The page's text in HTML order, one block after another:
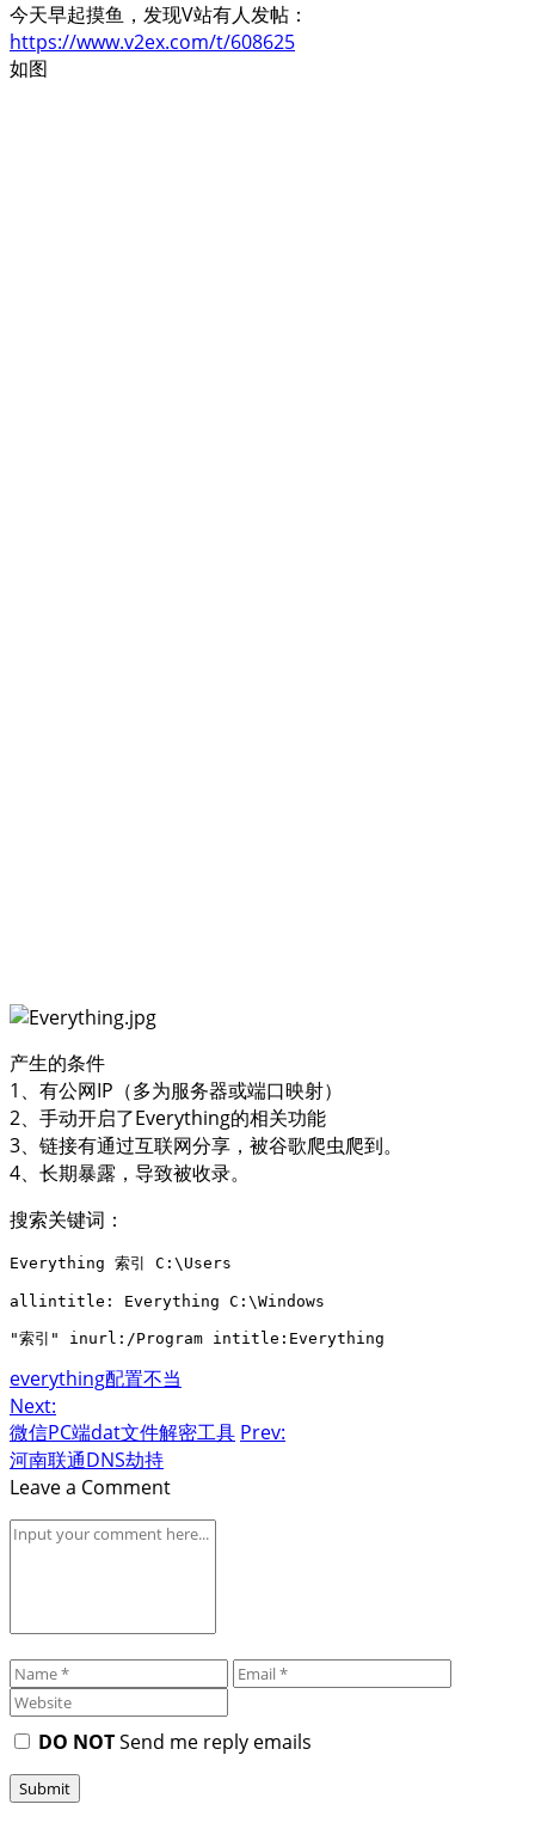
今天早起摸鱼，发现V站有人发帖：
https://www.v2ex.com/t/608625
如图
产生的条件
1、有公网IP（多为服务器或端口映射）
2、手动开启了Everything的相关功能
3、链接有通过互联网分享，被谷歌爬虫爬到。
4、长期暴露，导致被收录。
搜索关键词：
Everything 索引 C:\Users
allintitle: Everything C:\Windows
everything配置不当
Next:
微信PC端dat文件解密工具 Prev:
河南联通DNS劫持
Leave a Comment
DO NOTSend me reply emails